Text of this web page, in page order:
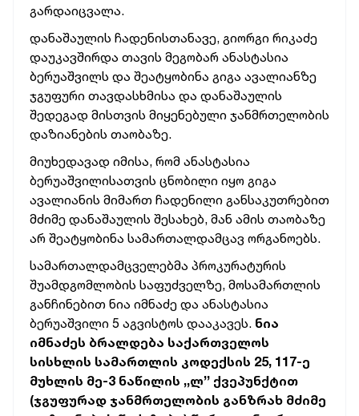
გარდაიცვალა.
დანაშაულის ჩადენისთანავე, გიორგი რიკაძე
დაუკავშირდა თავის მეგობარ ანასტასია
ბერუაშვილს და შეატყობინა გიგა ავალიანზე
ჯგუფური თავდასხმისა და დანაშაულის
შედეგად მისთვის მიყენებული ჯანმრთელობის
დაზიანების თაობაზე.
მიუხედავად იმისა, რომ ანასტასია
ბერუაშვილისათვის ცნობილი იყო გიგა
ავალიანის მიმართ ჩადენილი განსაკუთრებით
მძიმე დანაშაულის შესახებ, მან ამის თაობაზე
არ შეატყობინა სამართალდამცავ ორგანოებს.
სამართალდამცველებმა პროკურატურის
შუამდგომლობის საფუძველზე, მოსამართლის
განჩინებით ნია იმნაძე და ანასტასია
ბერუაშვილი 5 აგვისტოს დააკავეს. ნია
იმნაძეს ბრალდება საქართველოს
სისხლის სამართლის კოდექსის 25, 117-ე
მუხლის მე-3 ნაწილის ,,ლ’’ ქვეპუნქტით
(ჯგუფურად ჯანმრთელობის განზრახ მძიმე